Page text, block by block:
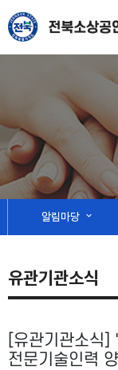
알림마당 expand_more
유관기관소식
[유관기관소식
전문기술인력